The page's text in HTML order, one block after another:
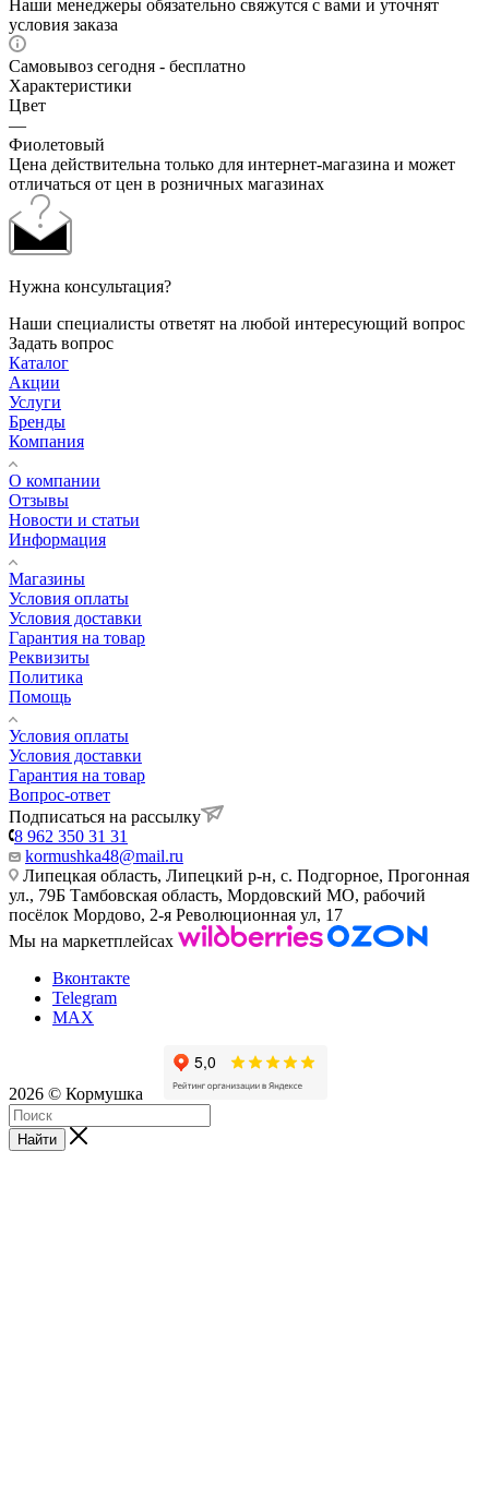
Наши менеджеры обязательно свяжутся с вами и уточнят
условия заказа
Самовывоз сегодня - бесплатно
Характеристики
Цвет
—
Фиолетовый
Цена действительна только для интернет-магазина и может
отличаться от цен в розничных магазинах
Нужна консультация?
Наши специалисты ответят на любой интересующий вопрос
Задать вопрос
Каталог
Акции
Услуги
Бренды
Компания
О компании
Отзывы
Новости и статьи
Информация
Магазины
Условия оплаты
Условия доставки
Гарантия на товар
Реквизиты
Политика
Помощь
Условия оплаты
Условия доставки
Гарантия на товар
Вопрос-ответ
Подписаться на рассылку
8 962 350 31 31
kormushka48@mail.ru
Липецкая область, Липецкий р-н, с. Подгорное, Прогонная
ул., 79Б Тамбовская область, Мордовский МО, рабочий
посёлок Мордово, 2-я Революционная ул, 17
Мы на маркетплейсах
Вконтакте
Telegram
MAX
2026 © Кормушка
Найти